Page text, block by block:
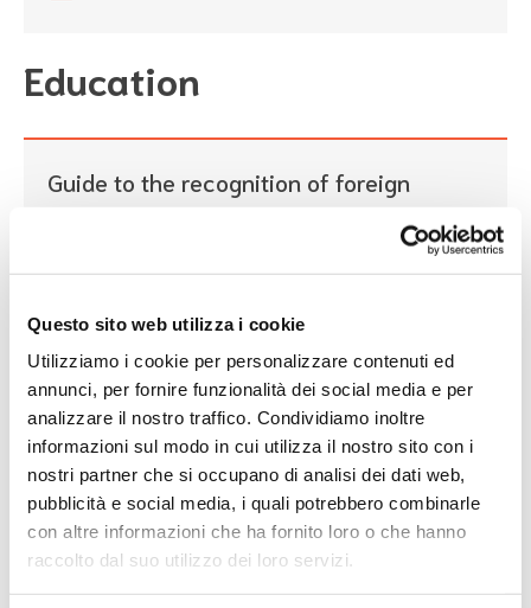
Questo sito web utilizza i cookie
Utilizziamo i cookie per personalizzare contenuti ed
annunci, per fornire funzionalità dei social media e per
analizzare il nostro traffico. Condividiamo inoltre
informazioni sul modo in cui utilizza il nostro sito con i
nostri partner che si occupano di analisi dei dati web,
pubblicità e social media, i quali potrebbero combinarle
con altre informazioni che ha fornito loro o che hanno
raccolto dal suo utilizzo dei loro servizi.
Education
Guide to the recognition of foreign
Free, multilingual guide to qualification recognition
Laws
Guide to Platforms for Migrants in Italy
If you are a migrant in Italy, there are several online
platforms you can use to more easily manage
practices related to family reunification, applying for